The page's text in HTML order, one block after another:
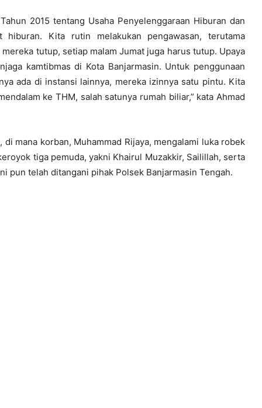
2015 tentang Usaha Penyelenggaraan Hiburan dan
Kita rutin melakukan pengawasan, terutama
tutup, setiap malam Jumat juga harus tutup. Upaya
kamtibmas di Kota Banjarmasin. Untuk penggunaan
ada di instansi lainnya, mereka izinnya satu pintu. Kita
ke THM, salah satunya rumah biliar,” kata Ahmad
mana korban, Muhammad Rijaya, mengalami luka robek
tiga pemuda, yakni Khairul Muzakkir, Sailillah, serta
pun telah ditangani pihak Polsek Banjarmasin Tengah.